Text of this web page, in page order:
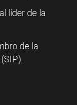
líder de la
de la